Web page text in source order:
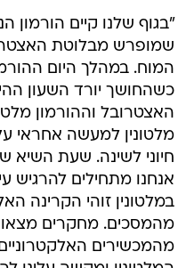
"בגוף שלנו קיים הורמון
שמופרש מבלוטת
המוח. במהלך היום
כשהחושך יורד השעון
האצטרובל וההורמון
מלטונין למעשה אחראי
חיוני לשינה. שעת השיא
אנחנו מתחילים להרגיש
במלטונין זוהי הקרינה
מהמסכים. מחקרים
מהמכשירים